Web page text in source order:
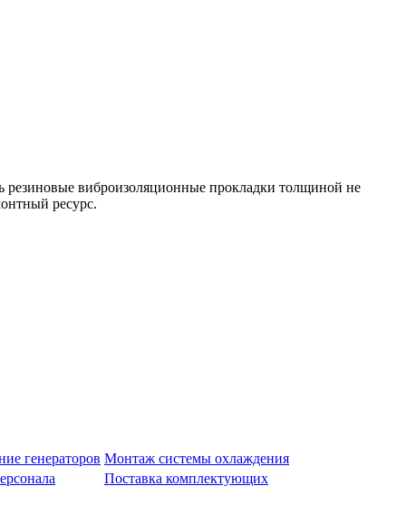
резиновые виброизоляционные прокладки толщиной не
ресурс.
генераторов Монтаж системы охлаждения
Поставка комплектующих